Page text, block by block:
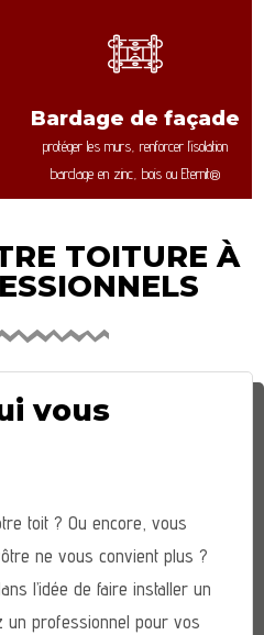
Bardage de façade
protéger les murs, renforcer l’isolation
bardage en zinc, bois ou Eternit®
TOITURE À
vous
toit ? Ou encore, vous
ne vous convient plus ?
l’idée de faire installer un
un professionnel pour vos